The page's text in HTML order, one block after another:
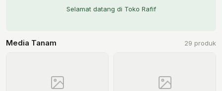
Selamat datang di Toko Rafif
Media Tanam 29 produk